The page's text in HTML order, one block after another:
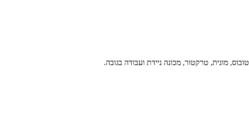
מונית, טרקטור, מכונה ניידת ועבודה בגובה.